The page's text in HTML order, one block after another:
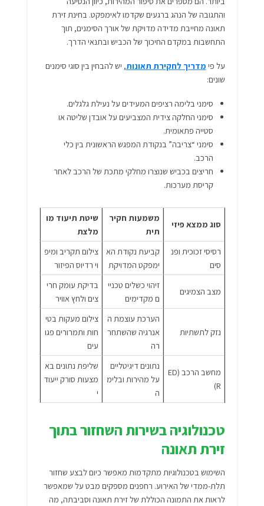
והתגובה של הנהג ברגעים שקדמו לאימפקט. בחינתזירת
תאונה מחייבת מדידה מדויקת של אורך הסימנים, תוך
התחשבות במקדם החיכוך של הכביש ובתנאי הדרך.
על פי מדריך לחקירת תאונות, יש להבחין בין סוגי סימנים
שונים:
סימני בלימה רציפים המעידים על נעילת גלגלים.
סימני החלקה צידית המצביעים על אובדן שליטה או
סטייה פתאומית.
סימני “צריבה” בנקודת המפגש הראשונית בין כלי
הרכב.
חריצים בכביש שנוצרו מחלקי מתכת של הרכב לאחר
קריסת מערכות.
סוג ממצא פיזי
משמעות חקיר
תית
שיטת תיעוד מו
מלצת
רסיסי זכוכית ופנ
סים
קביעת נקודת הא
ימפקט המדויקת
צילום תקריב ומיפ
וי רדיוס הפיזור
מצב הצמיגים
זיהוי כשלים טכניי
ם מקדימים
בדיקת עומק חרי
צים ולחץ אוויר
נזק לתשתיות
הערכת עוצמת ה
אנרגיה שהשתחר
רה
צילום מעקות בטי
חות ותמרורים פגו
עים
מחשב הרכב (ED
R)
נתונים דיגיטליים
על מהירות ובלימ
ה
שליפת נתונים בא
מצעות סורק ייעוד
י
טכנולוגיה בשירות השחזור בתוך
זירת תאונה
השימוש בטכנולוגיות מתקדמות מאפשר כיום לבצע שחזור
תלת-ממדי של האירוע. רחפנים מספקים מבט על שמאפשר
לראות את התמונה הכוללת של זירת תאונה וסביבתה, מה